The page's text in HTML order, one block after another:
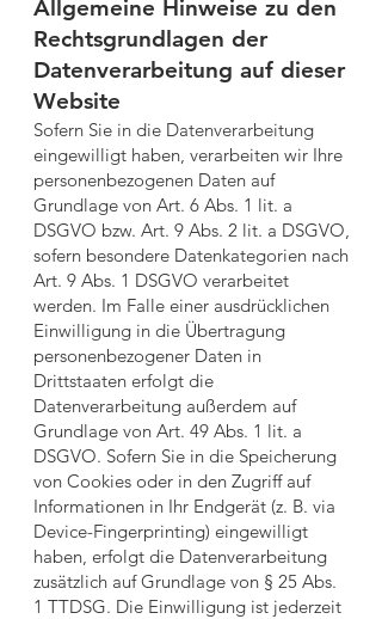
Allgemeine Hinweise zu den
Rechtsgrundlagen der
Datenverarbeitung auf dieser
Website
Sofern Sie in die Datenverarbeitung
eingewilligt haben, verarbeiten wir Ihre
personenbezogenen Daten auf
Grundlage von Art. 6 Abs. 1 lit. a
DSGVO bzw. Art. 9 Abs. 2 lit. a DSGVO,
sofern besondere Datenkategorien nach
Art. 9 Abs. 1 DSGVO verarbeitet
werden. Im Falle einer ausdrücklichen
Einwilligung in die Übertragung
personenbezogener Daten in
Drittstaaten erfolgt die
Datenverarbeitung außerdem auf
Grundlage von Art. 49 Abs. 1 lit. a
DSGVO. Sofern Sie in die Speicherung
von Cookies oder in den Zugriff auf
Informationen in Ihr Endgerät (z. B. via
Device-Fingerprinting) eingewilligt
haben, erfolgt die Datenverarbeitung
zusätzlich auf Grundlage von § 25 Abs.
1 TTDSG. Die Einwilligung ist jederzeit